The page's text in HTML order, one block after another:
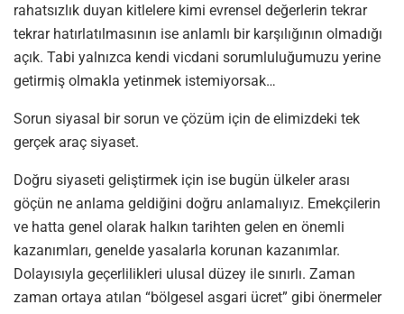
rahatsızlık duyan kitlelere kimi evrensel değerlerin tekrar
tekrar hatırlatılmasının ise anlamlı bir karşılığının olmadığı
açık. Tabi yalnızca kendi vicdani sorumluluğumuzu yerine
getirmiş olmakla yetinmek istemiyorsak…
Sorun siyasal bir sorun ve çözüm için de elimizdeki tek
gerçek araç siyaset.
Doğru siyaseti geliştirmek için ise bugün ülkeler arası
göçün ne anlama geldiğini doğru anlamalıyız. Emekçilerin
ve hatta genel olarak halkın tarihten gelen en önemli
kazanımları, genelde yasalarla korunan kazanımlar.
Dolayısıyla geçerlilikleri ulusal düzey ile sınırlı. Zaman
zaman ortaya atılan “bölgesel asgari ücret” gibi önermeler